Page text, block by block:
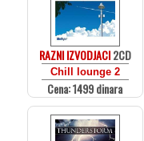
RAZNI IZVODJACI2CD
Chill lounge 2
Cena: 1499 dinara